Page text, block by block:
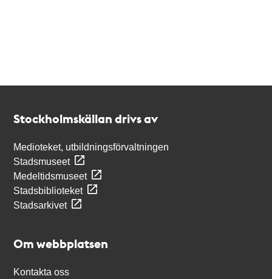
Stockholmskällan drivs av
Medioteket, utbildningsförvaltningen
Stadsmuseet
Medeltidsmuseet
Stadsbiblioteket
Stadsarkivet
Om webbplatsen
Kontakta oss